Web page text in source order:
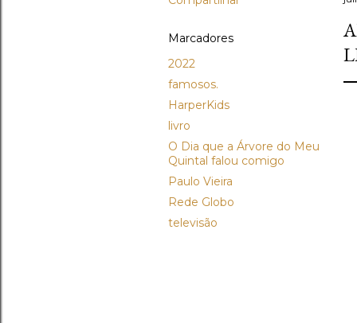
Marcadores
2022
famosos.
HarperKids
livro
O Dia que a Árvore do Meu
Quintal falou comigo
Paulo Vieira
Rede Globo
televisão